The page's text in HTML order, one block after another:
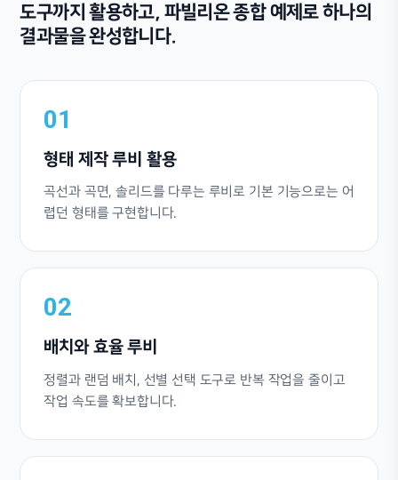
도구까지 활용하고, 파빌리온 종합 예제로 하나의
결과물을 완성합니다.
01
형태 제작 루비 활용
곡선과 곡면, 솔리드를 다루는 루비로 기본 기능으로는 어
렵던 형태를 구현합니다.
02
배치와 효율 루비
정렬과 랜덤 배치, 선별 선택 도구로 반복 작업을 줄이고
작업 속도를 확보합니다.